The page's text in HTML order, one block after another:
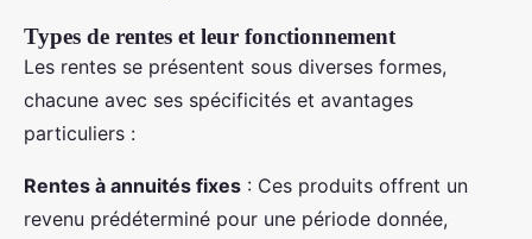
Types de rentes et leur fonctionnement
Les rentes se présentent sous diverses formes,
chacune avec ses spécificités et avantages
particuliers :
Rentes à annuités fixes : Ces produits offrent un
revenu prédéterminé pour une période donnée,